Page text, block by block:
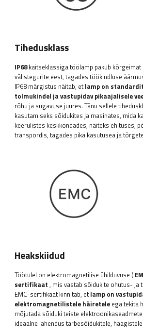
Tihedusklass
IP68kaitseklassiga töölamp pakub kõrgeimat
välistegurite eest, tagades töökindluse
IP68 märgistus näitab, etlamp on
tolmukindel ja vastupidav pikaajalisele
rõhu ja sügavuse juures. Tänu sellele
kasutamiseks sõidukites ja masinates, mida
keerulistes keskkondades, näiteks ehituses,
transpordis, tagades pika kasutusea ja
Heakskiidud
Töötulel on elektromagnetilise ühilduvuse (
sertifikaat , mis vastab sõidukite ohutus- ja
EMC-sertifikaat kinnitab, etlamp on
elektromagnetilistele häiretele ega tekita
mõjutada sõiduki teiste
ideaalne lahendus tarbesõidukitele,